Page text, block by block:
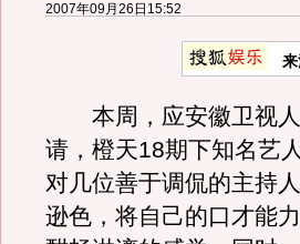
2007年09月26日15:52
本周，应安徽卫视人
请，橙天18期下知名艺
对几位善于调侃的主持
逊色，将自己的口才能